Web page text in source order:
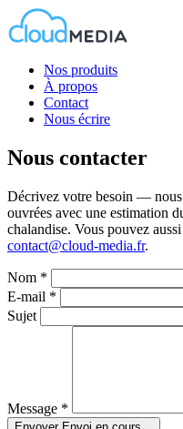
Nos produits
À propos
Contact
Nous écrire
Nous contacter
Décrivez votre besoin — nous
ouvrées avec une estimation
chalandise. Vous pouvez
contact@cloud-media.fr.
Nom *
E-mail *
Sujet
Message *